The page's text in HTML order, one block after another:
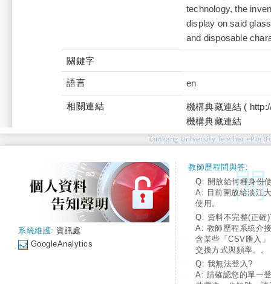
technology, the
display on said
and disposable
關鍵字
語言 en
相關連結
機構典藏連結 (
機構典藏連結
Tamkang University Teacher
系統維護: 資訊處
GoogleAnalytics
教師歷程問與答:
Q: 開放給何種身份
A: 目前開放給淡江
使用。
Q: 資料不完整(正確
A: 教師歷程系統介
含某些「CSV匯入
交換方式與頻率。。
Q: 我無法登入?
A: 請確認您的單一